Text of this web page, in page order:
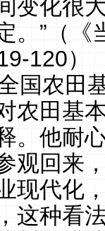
变化很
。”（《
120）
国农田
农田基
。他耐
观回来
现代化
这种看